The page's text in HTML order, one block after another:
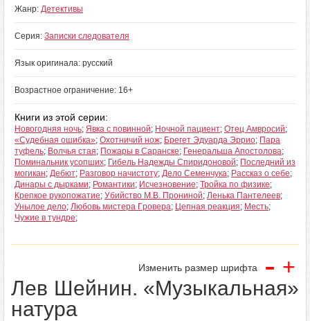
Жанр: Детективы
Серия: Записки следователя
Язык оригинала: русский
Возрастное ограничение: 16+
Книги из этой серии:
Новогодняя ночь; Явка с повинной; Ночной пациент; Отец Амвросий;
«Судебная ошибка»; Охотничий нож; Брегет Эдуарда Эррио; Пара
туфель; Волчья стая; Пожары в Саранске; Генеральша Апостолова;
Поминальник усопших; Гибель Надежды Спиридоновой; Последний из
могикан; Дебют; Разговор начистоту; Дело Семенчука; Рассказ o себе;
Динары с дырками; Романтики; Исчезновение; Тройка по физике;
Крепкое рукопожатие; Убийство М.В. Прониной; Ленька Пантелеев;
Унылое дело; Любовь мистера Гpoвера; Цепная реакция; Месть;
Чужие в тундре;
Изменить размер шрифта - +
Лев Шейнин. «Музыкальная»
натура